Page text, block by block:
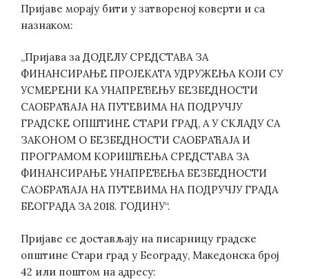
Пријаве морају бити у затвореној коверти и са
назнаком:
„Пријава за ДОДЕЛУ СРЕДСТАВА ЗА
ФИНАНСИРАЊЕ ПРОЈЕКАТА УДРУЖЕЊА КОЈИ СУ
УСМЕРЕНИ КА УНАПРЕЂЕЊУ БЕЗБЕДНОСТИ
САОБРАЋАЈА НА ПУТЕВИМА НА ПОДРУЧЈУ
ГРАДСКЕ ОПШТИНЕ СТАРИ ГРАД, А У СКЛАДУ СА
ЗАКОНОМ О БЕЗБЕДНОСТИ САОБРАЋАЈА И
ПРОГРАМОМ КОРИШЋЕЊА СРЕДСТАВА ЗА
ФИНАНСИРАЊЕ УНАПРЕЂЕЊА БЕЗБЕДНОСТИ
САОБРАЋАЈА НА ПУТЕВИМА НА ПОДРУЧЈУ ГРАДА
БЕОГРАДА ЗА 2018. ГОДИНУ“.
Пријаве се достављају на писарницу градске
општине Стари град у Београду, Македонска број
42 или поштом на адресу: